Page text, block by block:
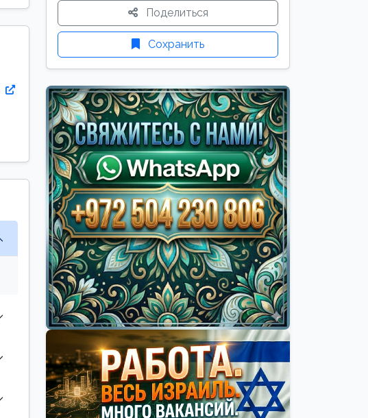
Поделиться
Сохранить